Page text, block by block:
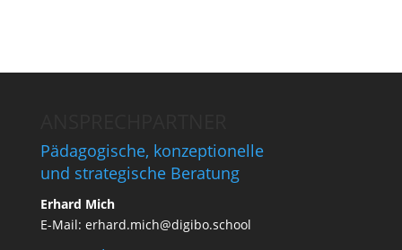
Pädagogische, konzeptionelle
und strategische Beratung
Erhard Mich
E-Mail: erhard.mich@digibo.school